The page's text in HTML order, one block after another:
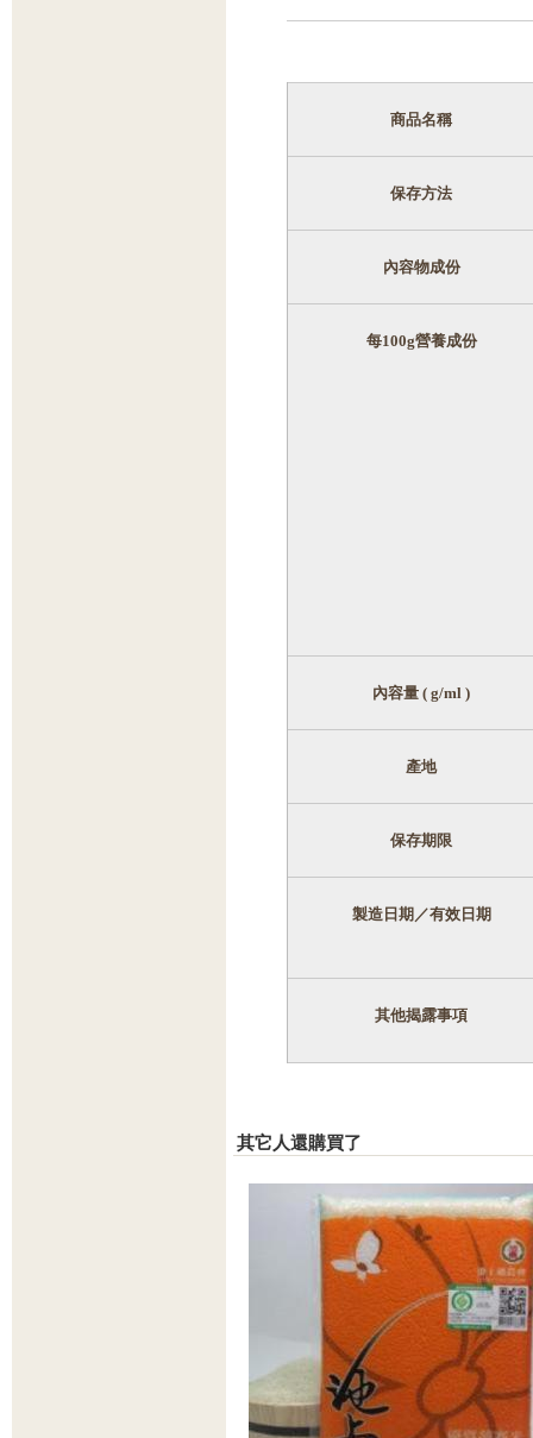
商品名稱
保存方法
內容物成份
每100g營養成份
內容量 ( g/ml )
產地
保存期限
製造日期／有效日期
其他揭露事項
其它人還購買了